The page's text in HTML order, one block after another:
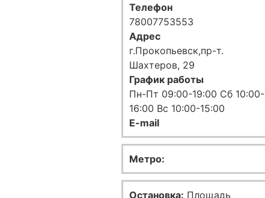
Телефон
78007753553
Адрес
г.Прокопьевск,пр-т.
Шахтеров, 29
График работы
Пн-Пт 09:00-19:00 Сб 10:00-
16:00 Вс 10:00-15:00
E-mail
Метро:
Остановка: Площадь